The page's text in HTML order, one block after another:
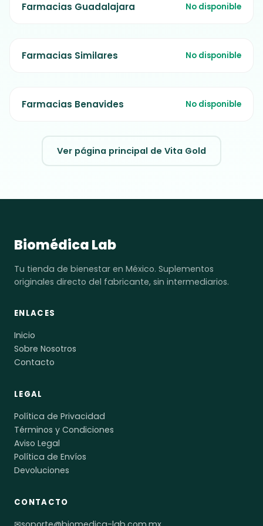
Farmacias Guadalajara No disponible
Farmacias Similares No disponible
Farmacias Benavides No disponible
Ver página principal de Vita Gold
Biomédica Lab
Tu tienda de bienestar en México. Suplementos
originales directo del fabricante, sin intermediarios.
ENLACES
Inicio
Sobre Nosotros
Contacto
LEGAL
Política de Privacidad
Términos y Condiciones
Aviso Legal
Política de Envíos
Devoluciones
CONTACTO